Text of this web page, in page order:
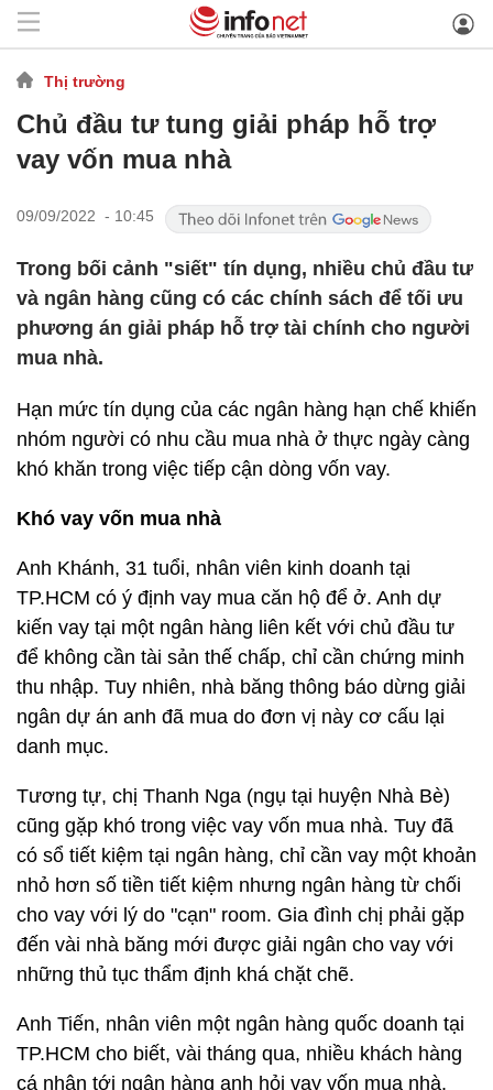
Thị trường
Chủ đầu tư tung giải pháp hỗ trợ
vay vốn mua nhà
09/09/2022 - 10:45
Trong bối cảnh "siết" tín dụng, nhiều chủ đầu tư
và ngân hàng cũng có các chính sách để tối ưu
phương án giải pháp hỗ trợ tài chính cho người
mua nhà.
Hạn mức tín dụng của các ngân hàng hạn chế khiến
nhóm người có nhu cầu mua nhà ở thực ngày càng
khó khăn trong việc tiếp cận dòng vốn vay.
Khó vay vốn mua nhà
Anh Khánh, 31 tuổi, nhân viên kinh doanh tại
TP.HCM có ý định vay mua căn hộ để ở. Anh dự
kiến vay tại một ngân hàng liên kết với chủ đầu tư
để không cần tài sản thế chấp, chỉ cần chứng minh
thu nhập. Tuy nhiên, nhà băng thông báo dừng giải
ngân dự án anh đã mua do đơn vị này cơ cấu lại
danh mục.
Tương tự, chị Thanh Nga (ngụ tại huyện Nhà Bè)
cũng gặp khó trong việc vay vốn mua nhà. Tuy đã
có sổ tiết kiệm tại ngân hàng, chỉ cần vay một khoản
nhỏ hơn số tiền tiết kiệm nhưng ngân hàng từ chối
cho vay với lý do "cạn" room. Gia đình chị phải gặp
đến vài nhà băng mới được giải ngân cho vay với
những thủ tục thẩm định khá chặt chẽ.
Anh Tiến, nhân viên một ngân hàng quốc doanh tại
TP.HCM cho biết, vài tháng qua, nhiều khách hàng
cá nhân tới ngân hàng anh hỏi vay vốn mua nhà.